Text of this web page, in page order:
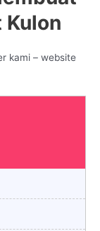
kami – website